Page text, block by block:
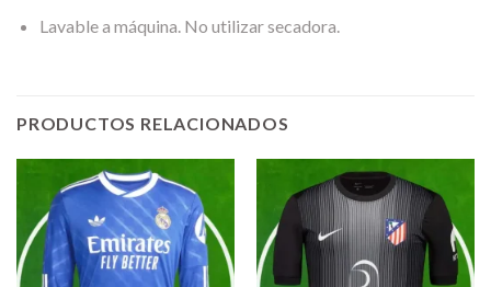
Lavable a máquina. No utilizar secadora.
PRODUCTOS RELACIONADOS